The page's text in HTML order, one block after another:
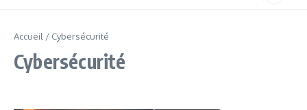
Accueil / Cybersécurité
Cybersécurité